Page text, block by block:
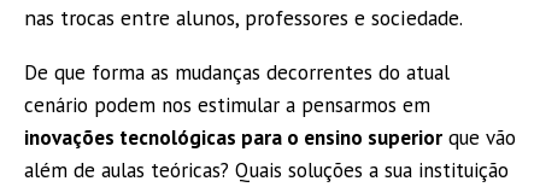
nas trocas entre alunos, professores e sociedade.
De que forma as mudanças decorrentes do atual
cenário podem nos estimular a pensarmos em
inovações tecnológicas para o ensino superior que vão
além de aulas teóricas? Quais soluções a sua instituição